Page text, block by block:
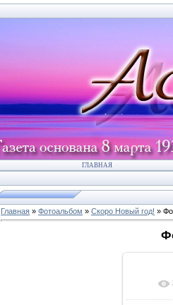
ГЛАВНАЯ
Главная » Фотоальбом » Скоро Новый год! »